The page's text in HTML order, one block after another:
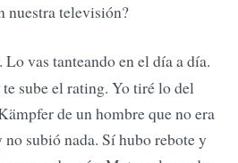
nuestra televisión?
Lo vas tanteando en el día a día.
sube el rating. Yo tiré lo del
de un hombre que no era
subió nada. Sí hubo rebote y